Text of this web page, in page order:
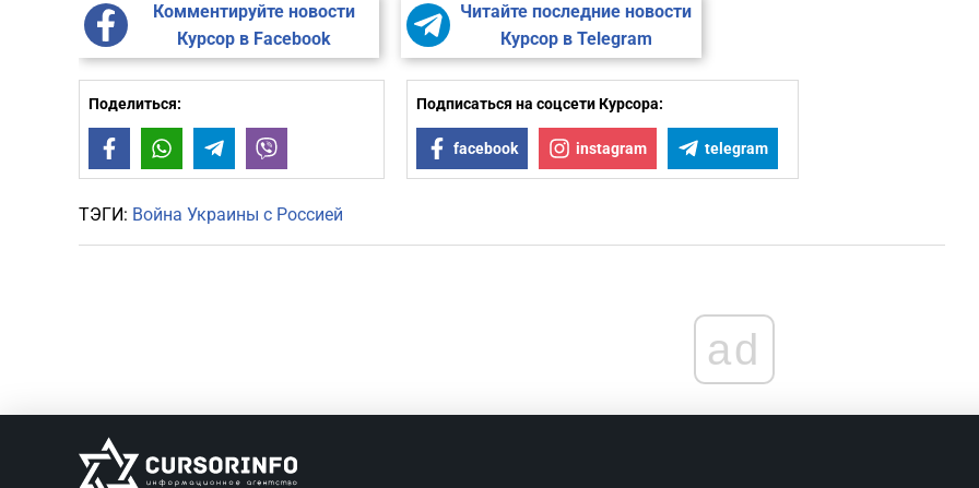
Комментируйте новости
Курсор в Facebook
Читайте последние новости
Курсор в Telegram
Поделиться:
FacebookWhatsAppTelegram
Подписаться на соцсети Курсора:
facebook instagram telegram
ТЭГИ: Война Украины с Россией
ad